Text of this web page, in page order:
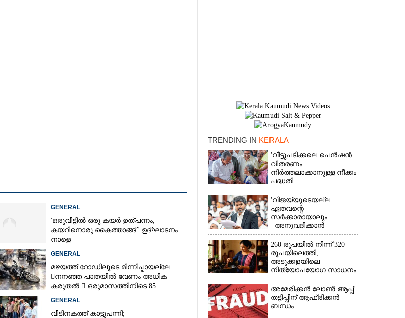
GENERAL
'ഒരുവീട്ടിൽ ഒരു കയർ ഉത്പന്നം,
കയറിനൊരു കൈത്താങ്ങ് ' ഉദ്ഘാടനം
നാളെ
GENERAL
മഴയത്ത് റോഡിലൂടെ മിന്നിപ്പായല്ലേ...
നനഞ്ഞ പാതയിൽ വേണം അധിക
കരുതൽ  ഒരുമാസത്തിനിടെ 85
GENERAL
വീടിനകത്ത് കാട്ടുപന്നി;
TRENDING IN KERALA
'വീട്ടുപടിക്കലെ പെൻഷൻ
വിതരണം
നിർത്തലാക്കാനുള്ള നീക്കം
പദ്ധതി
അവസാനിപ്പിക്കാനുള്ള
യുഡിഎഫ് അജണ്ടയുടെ
ആദ്യപടി'
'വിജയ്‌യുടെയല്ല
ഏതവന്റെ
സർക്കാരായാലും
അനുവദിക്കാൻ
കഴിയില്ല;
മുല്ലപ്പെരിയാറിന്റെ
വെള്ളം കൂട്ടുന്നത്
മനസിൽ വച്ചാൽമതി'
260 രൂപയിൽ നിന്ന് 320
രൂപയിലെത്തി,
അടുക്കളയിലെ
നിത്യോപയോഗ സാധനം
വാങ്ങിയാൽ കൈപൊള്ളും
അമേരിക്കൻ ലോൺ ആപ്പ്
തട്ടിപ്പിന് ആഫ്രിക്കൻ
ബന്ധം
×